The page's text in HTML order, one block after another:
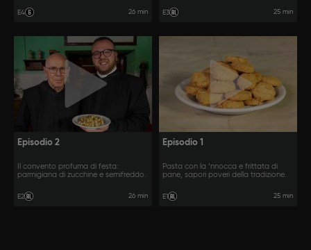
E4 26 min E3 25 min
Episodio 2
Il convento profuma di festa:
parmigiana di zucchine e semifreddo.
E2 26 min
Episodio 1
Pasta con la ‘nnocca e frittata di
pane, sapori poveri della tradizione.
E1 25 min